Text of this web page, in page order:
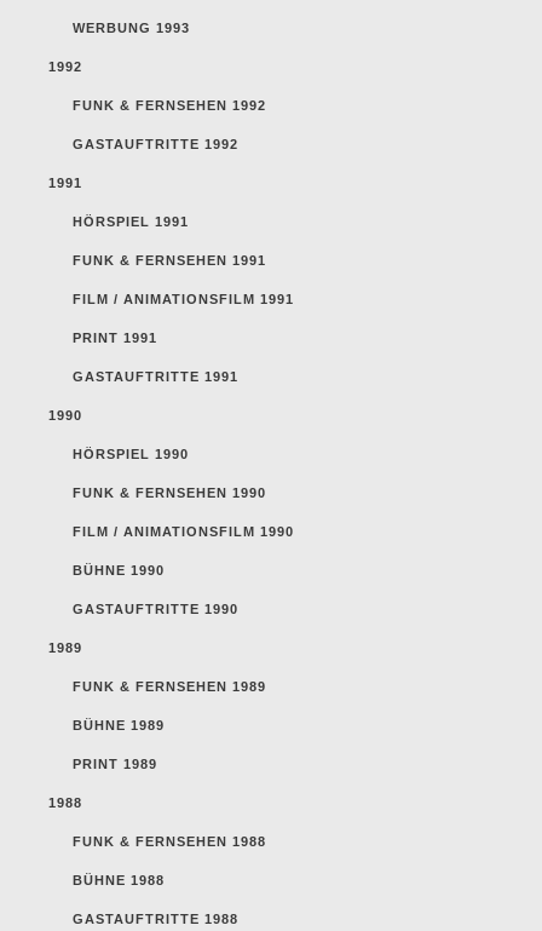
WERBUNG 1993
1992
FUNK & FERNSEHEN 1992
GASTAUFTRITTE 1992
1991
HÖRSPIEL 1991
FUNK & FERNSEHEN 1991
FILM / ANIMATIONSFILM 1991
PRINT 1991
GASTAUFTRITTE 1991
1990
HÖRSPIEL 1990
FUNK & FERNSEHEN 1990
FILM / ANIMATIONSFILM 1990
BÜHNE 1990
GASTAUFTRITTE 1990
1989
FUNK & FERNSEHEN 1989
BÜHNE 1989
PRINT 1989
1988
FUNK & FERNSEHEN 1988
BÜHNE 1988
GASTAUFTRITTE 1988